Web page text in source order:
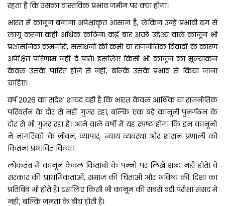
रहता है कि उसका वास्तविक प्रभाव जमीन पर क्या होगा।
भारत में कानून बनाना अपेक्षाकृत आसान है, लेकिन उन्हें प्रभावी ढंग से
लागू करना कहीं अधिक कठिन। कई बार अच्छे उद्देश्य वाले कानून भी
प्रशासनिक कमजोरी, संसाधनों की कमी या राजनीतिक विवादों के कारण
अपेक्षित परिणाम नहीं दे पाते। इसलिए किसी भी कानून का मूल्यांकन
केवल उसके पारित होने से नहीं, बल्कि उसके प्रभाव से किया जाना
चाहिए।
वर्ष 2026 का संदेश शायद यही है कि भारत केवल आर्थिक या राजनीतिक
परिवर्तन के दौर से नहीं गुजर रहा, बल्कि एक बड़े कानूनी पुनर्गठन के
दौर से भी गुजर रहा है। आने वाले वर्षों में यह स्पष्ट होगा कि इन कानूनों
ने नागरिकों के जीवन, व्यापार, न्याय व्यवस्था और शासन प्रणाली को
कितना प्रभावित किया।
लोकतंत्र में कानून केवल किताबों के पन्नों पर लिखे शब्द नहीं होते। वे
सरकार की प्राथमिकताओं, समाज की चिंताओं और भविष्य की दिशा का
प्रतिबिंब भी होते हैं। इसलिए किसी भी कानून की सबसे बड़ी परीक्षा संसद में
नहीं, बल्कि जनता के बीच होती है।